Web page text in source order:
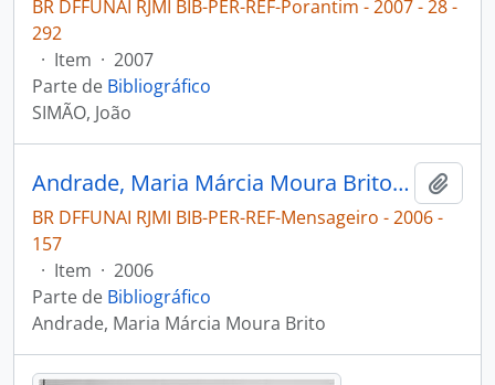
BR DFFUNAI RJMI BIB-PER-REF-Porantim - 2007 - 28 -
292
· Item · 2007
Parte de Bibliográfico
SIMÃO, João
Andrade, Maria Márcia Moura Brito. Kambiwá: escola e vida: professores indígenas concluem a última fase presencial do módulo IV do proformação [Mensageiro]
BR DFFUNAI RJMI BIB-PER-REF-Mensageiro - 2006 -
157
· Item · 2006
Parte de Bibliográfico
Andrade, Maria Márcia Moura Brito